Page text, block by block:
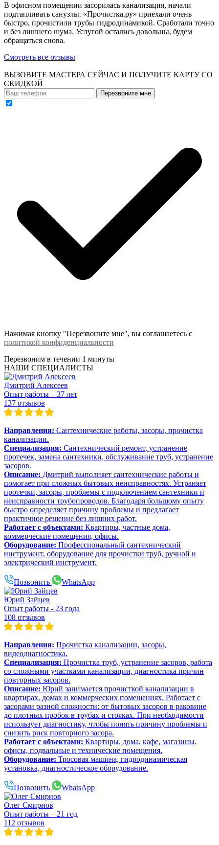
В офисном помещении засорилась канализация, начали
подтапливать санузлы. «Прочистка.ру» приехали очень
быстро, прочистили трубы гидродинамикой. Сработали точно
и без лишнего шума. Услугой остались довольны, будем
обращаться снова.
Смотреть все отзывы
ВЫЗОВИТЕ МАСТЕРА СЕЙЧАС И ПОЛУЧИТЕ КАРТУ СО
СКИДКОЙ
Перезвоните мне
Нажимая кнопку "Перезвоните мне", вы соглашаетесь с
политикой конфиденциальности
Перезвоним в течении 1 минуты
НАШИ СПЕЦИАЛИСТЫ
Дмитрий Алексеев
Опыт работы – 37 лет
137 отзывов
Направления: Сантехнические работы, засоры, прочистка
канализации.
Специализация: Сантехнический ремонт, устранение
протечек, замена сантехники, обслуживание труб, устранение
засоров.
Описание: Дмитрий выполняет сантехнические работы и
помогает при сложных бытовых неисправностях. Устраняет
протечки, засоры, проблемы с подключением сантехники и
неисправности трубопроводов. Благодаря большому опыту
быстро определяет причину проблемы и предлагает
практичное решение без лишних работ.
Работает с объектами: Квартиры, частные дома,
коммерческие помещения, офисы.
Оборудование: Профессиональный сантехнический
инструмент, оборудование для прочистки труб, ручной и
электрический инструмент.
Позвонить WhatsApp
Юрий Зайцев
Опыт работы - 23 года
108 отзывов
Направления: Прочистка канализации, засоры,
видеодиагностика.
Специализация: Прочистка труб, устранение засоров, работа
со сложными участками канализации, диагностика причин
повторных засоров.
Описание: Юрий занимается прочисткой канализации в
квартирах, домах и коммерческих помещениях. Работает с
засорами разной сложности: от бытовых засоров в раковине
до плотных пробок в трубах и стояках. При необходимости
использует диагностику, чтобы понять причину проблемы и
снизить риск повторного засора.
Работает с объектами: Квартиры, дома, кафе, магазины,
офисы, подвальные и технические помещения.
Оборудование: Тросовая машина, гидродинамическая
установка, диагностическое оборудование.
Позвонить WhatsApp
Олег Смирнов
Опыт работы – 21 год
112 отзывов